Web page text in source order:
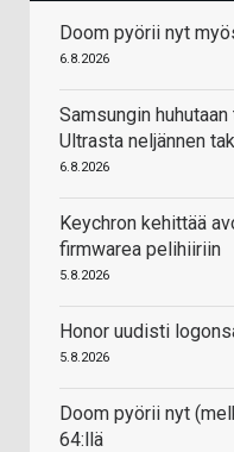
Doom pyörii nyt
6.8.2026
Samsungin
Ultrasta neljännen
6.8.2026
Keychron kehittää
firmwarea pelihiiriin
5.8.2026
Honor uudisti
5.8.2026
Doom pyörii nyt
64:llä